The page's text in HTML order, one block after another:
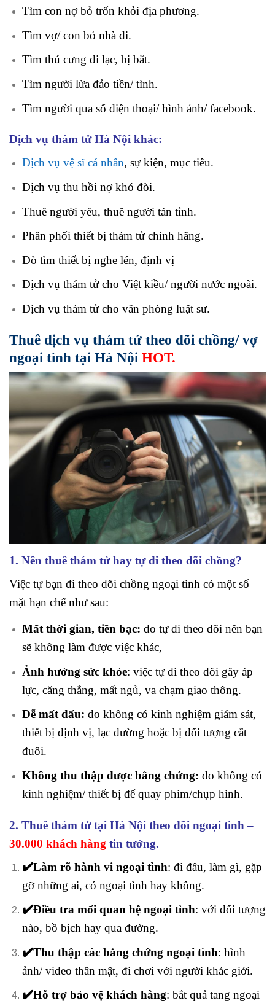
Tìm con nợ bỏ trốn khỏi địa phương.
Tìm vợ/ con bỏ nhà đi.
Tìm thú cưng đi lạc, bị bắt.
Tìm người lừa đảo tiền/ tình.
Tìm người qua số điện thoại/ hình ảnh/ facebook.
Dịch vụ thám tử Hà Nội khác:
Dịch vụ vệ sĩ cá nhân, sự kiện, mục tiêu.
Dịch vụ thu hồi nợ khó đòi.
Thuê người yêu, thuê người tán tỉnh.
Phân phối thiết bị thám tử chính hãng.
Dò tìm thiết bị nghe lén, định vị
Dịch vụ thám tử cho Việt kiều/ người nước ngoài.
Dịch vụ thám tử cho văn phòng luật sư.
Thuê dịch vụ thám tử theo dõi chồng/ vợ
ngoại tình tại Hà Nội HOT.
1. Nên thuê thám tử hay tự đi theo dõi chồng?
Việc tự bạn đi theo dõi chồng ngoại tình có một số
mặt hạn chế như sau:
Mất thời gian, tiền bạc: do tự đi theo dõi nên bạn
sẽ không làm được việc khác,
Ảnh hưởng sức khỏe: việc tự đi theo dõi gây áp
lực, căng thẳng, mất ngủ, va chạm giao thông.
Dễ mất dấu: do không có kinh nghiệm giám sát,
thiết bị định vị, lạc đường hoặc bị đối tượng cắt
đuôi.
Không thu thập được bằng chứng: do không có
kinh nghiệm/ thiết bị để quay phim/chụp hình.
2. Thuê thám tử tại Hà Nội theo dõi ngoại tình–
30.000 khách hàng tin tưởng.
✔️Làm rõ hành vi ngoại tình: đi đâu, làm gì, gặp
gỡ những ai, có ngoại tình hay không.
✔️Điều tra mối quan hệ ngoại tình: với đối tượng
nào, bồ bịch hay qua đường.
✔️Thu thập các bằng chứng ngoại tình: hình
ảnh/ video thân mật, đi chơi với người khác giới.
✔️Hỗ trợ bảo vệ khách hàng: bắt quả tang ngoại